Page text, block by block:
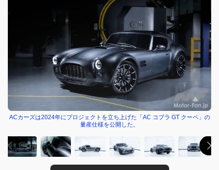
ACカーズは2024年にプロジェクトを立ち上げた「AC コブラ GT クーペ」の
量産仕様を公開した。